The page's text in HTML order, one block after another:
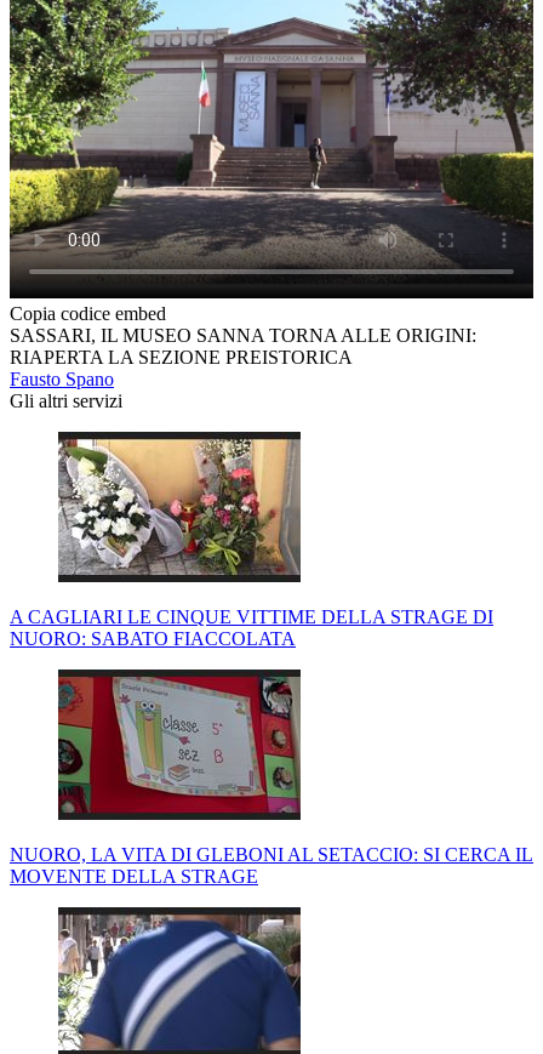
Copia codice embed
SASSARI, IL MUSEO SANNA TORNA ALLE ORIGINI:
RIAPERTA LA SEZIONE PREISTORICA
Fausto Spano
Gli altri servizi
A CAGLIARI LE CINQUE VITTIME DELLA STRAGE DI
NUORO: SABATO FIACCOLATA
NUORO, LA VITA DI GLEBONI AL SETACCIO: SI CERCA IL
MOVENTE DELLA STRAGE